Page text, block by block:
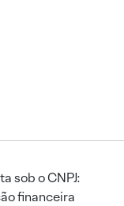
sob o CNPJ:
financeira